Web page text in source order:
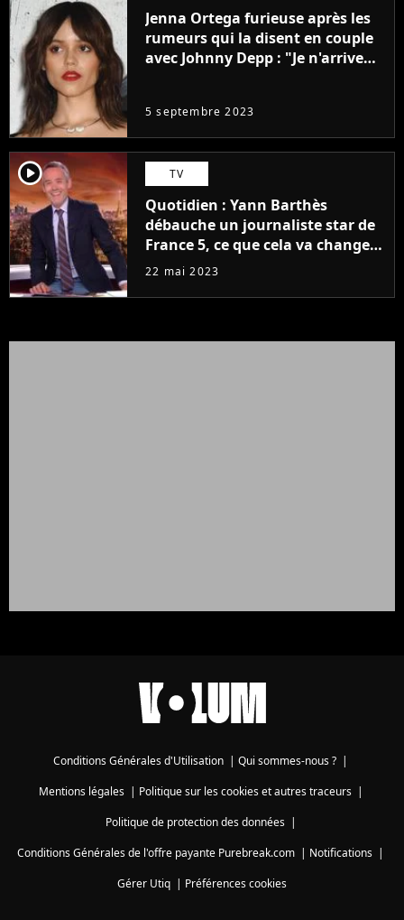
Jenna Ortega furieuse après les
rumeurs qui la disent en couple
avec Johnny Depp : "Je n'arrive
5 septembre 2023
player2 TV
Quotidien : Yann Barthès
débauche un journaliste star de
France 5, ce que cela va changer
à la rentrée
22 mai 2023
Conditions Générales d'Utilisation | Qui sommes-nous ? |
Mentions légales| Politique sur les cookies et autres traceurs|
Politique de protection des données|
Conditions Générales de l'offre payante Purebreak.com | Notifications |
Gérer Utiq | Préférences cookies